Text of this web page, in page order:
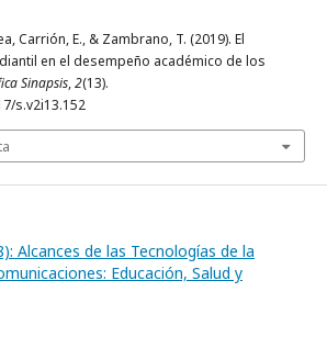
Carrión, E., & Zambrano, T. (2019). El
en el desempeño académico de los
Sinapsis,2(13).
s.v2i13.152
Alcances de las Tecnologías de la
Educación, Salud y